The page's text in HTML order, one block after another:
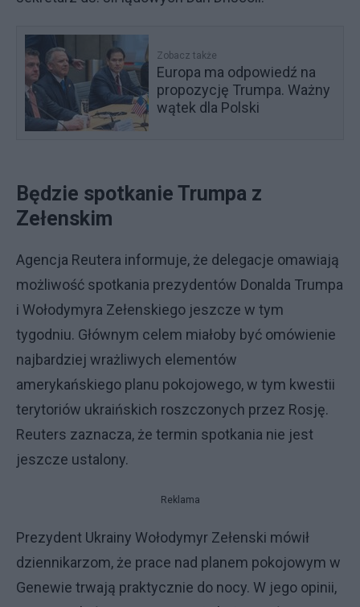
Zobacz także
Europa ma odpowiedź na
propozycję Trumpa. Ważny
wątek dla Polski
Będzie spotkanie Trumpa z
Zełenskim
Agencja Reutera informuje, że delegacje omawiają
możliwość spotkania prezydentów Donalda Trumpa
i Wołodymyra Zełenskiego jeszcze w tym
tygodniu. Głównym celem miałoby być omówienie
najbardziej wrażliwych elementów
amerykańskiego planu pokojowego, w tym kwestii
terytoriów ukraińskich roszczonych przez Rosję.
Reuters zaznacza, że termin spotkania nie jest
jeszcze ustalony.
Reklama
Prezydent Ukrainy Wołodymyr Zełenski mówił
dziennikarzom, że prace nad planem pokojowym w
Genewie trwają praktycznie do nocy. W jego opinii,